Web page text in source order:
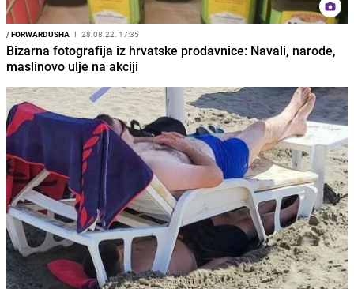
/FORWARDUSHA I 28.08.22. 17:35
Bizarna fotografija iz hrvatske prodavnice: Navali, narode,
maslinovo ulje na akciji